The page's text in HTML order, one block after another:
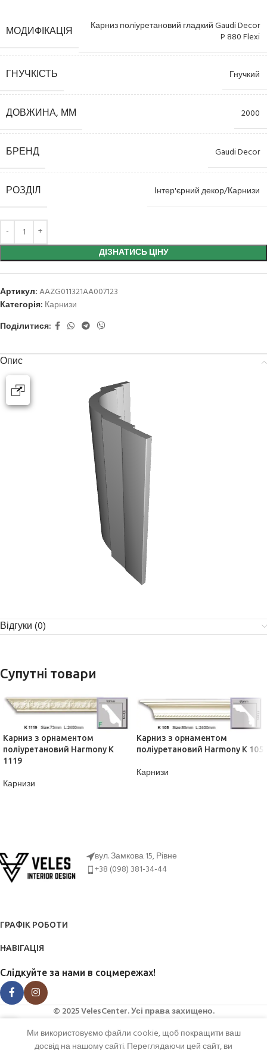
МОДИФІКАЦІЯ
Карниз поліуретановий гладкий Gaudi Decor
P 880 Flexi
ГНУЧКІСТЬ Гнучкий
ДОВЖИНА, ММ 2000
БРЕНД Gaudi Decor
РОЗДІЛ Інтер'єрний декор/Карнизи
ДІЗНАТИСЬ ЦІНУ
Артикул:AAZG011321AA007123
Категорія: Карнизи
Поділитися:
Опис
Відгуки (0)
Супутні товари
Карниз з орнаментом
поліуретановий Harmony K
1119
Карнизи
Карниз з орнаментом
поліуретановий Harmony K 105
Карнизи
вул. Замкова 15, Рівне
+38 (098) 381-34-44
ГРАФІК РОБОТИ
НАВІГАЦІЯ
Слідкуйте за нами в соцмережах!
© 2025 VelesCenter. Усі права захищено.
Ми використовуємо файли cookie, щоб покращити ваш
досвід на нашому сайті. Переглядаючи цей сайт, ви